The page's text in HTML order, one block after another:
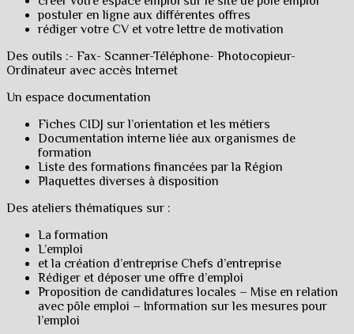
postuler en ligne aux différentes offres
rédiger votre CV et votre lettre de motivation
Des outils :- Fax- Scanner-Téléphone- Photocopieur-
Ordinateur avec accès Internet
Un espace documentation
Fiches CIDJ sur l’orientation et les métiers
Documentation interne liée aux organismes de
formation
Liste des formations financées par la Région
Plaquettes diverses à disposition
Des ateliers thématiques sur :
La formation
L’emploi
et la création d’entreprise Chefs d’entreprise
Rédiger et déposer une offre d’emploi
Proposition de candidatures locales – Mise en relation
avec pôle emploi – Information sur les mesures pour
l’emploi